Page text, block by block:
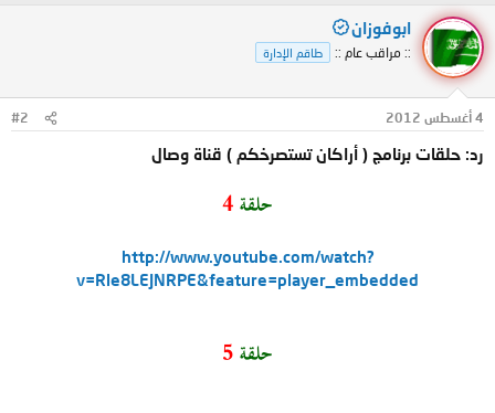
ابوفوزان
:: مراقب عام :: طاقم الإدارة
4 أغسطس 2012 #2
رد: حلقات برنامج ( أراكان تستصرخكم ) قناة وصال
حلقة
http://www.youtube.com/watch?
v=Rle8LEJNRPE&feature=player_embedded
حلقة5